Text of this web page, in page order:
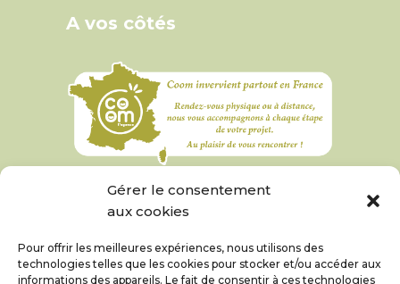
Gérer le consentement
aux cookies
Pour offrir les meilleures expériences, nous utilisons des
technologies telles que les cookies pour stocker et/ou accéder aux
informations des appareils. Le fait de consentir à ces technologies
A vos côtés